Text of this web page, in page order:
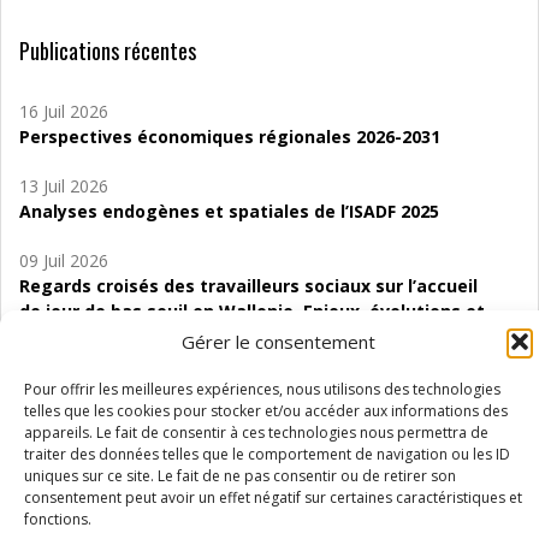
Gérer le consentement
Pour offrir les meilleures expériences, nous utilisons des technologies
telles que les cookies pour stocker et/ou accéder aux informations des
appareils. Le fait de consentir à ces technologies nous permettra de
traiter des données telles que le comportement de navigation ou les ID
uniques sur ce site. Le fait de ne pas consentir ou de retirer son
consentement peut avoir un effet négatif sur certaines caractéristiques et
fonctions.
Publications récentes
16 Juil 2026
Perspectives économiques régionales 2026-2031
13 Juil 2026
Analyses endogènes et spatiales de l’ISADF 2025
09 Juil 2026
Regards croisés des travailleurs sociaux sur l’accueil
de jour de bas seuil en Wallonie. Enjeux, évolutions et
06 Juil 2026
Étude d’évaluabilité des Structures
d’accompagnement à l’autocréation d’emploi (SAACE)
01 Juil 2026
Pénurie du personnel infirmier :quels indicateurs